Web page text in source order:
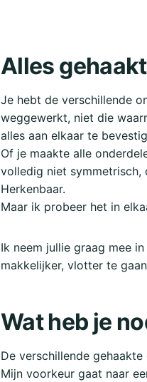
Alles
Je hebt de verschillende
weggewerkt, niet die
alles aan elkaar te
Of je maakte alle
volledig niet symmetrisch,
Herkenbaar.
Maar ik probeer het in
Ik neem jullie graag mee
makkelijker, vlotter te
Wat heb je
De verschillende
Mijn voorkeur gaat naar